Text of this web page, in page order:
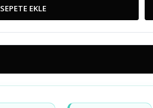
SEPETE EKLE